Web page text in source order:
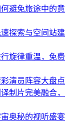
避免旅途中的意
探索与空间站建
旋律重温，免费
演员阵容大盘点
制片完美融合，
奥秘的视听盛宴